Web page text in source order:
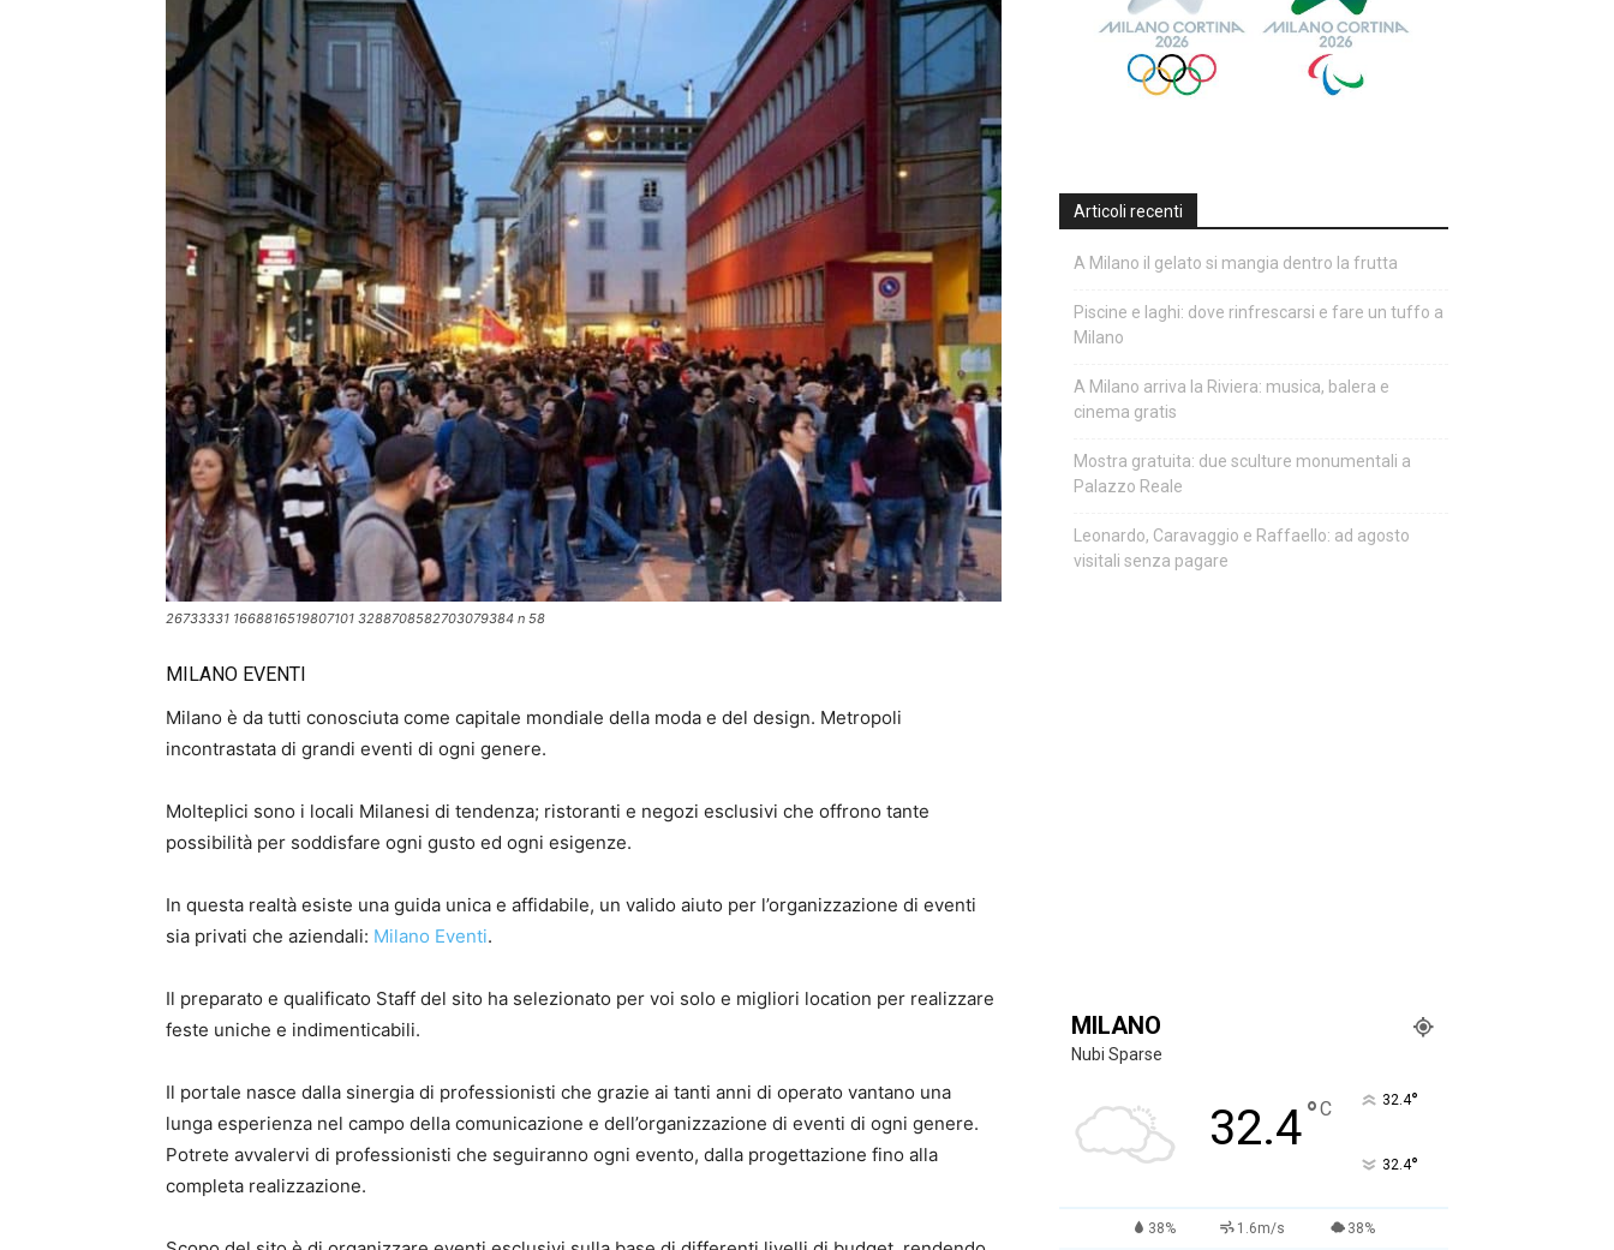
26733331 1668816519807101 3288708582703079384 n 58
MILANO EVENTI
Milano è da tutti conosciuta come capitale mondiale della moda e del design. Metropoli
incontrastata di grandi eventi di ogni genere.
Molteplici sono i locali Milanesi di tendenza; ristoranti e negozi esclusivi che offrono tante
possibilità per soddisfare ogni gusto ed ogni esigenze.
In questa realtà esiste una guida unica e affidabile, un valido aiuto per l’organizzazione di eventi
sia privati che aziendali: Milano Eventi.
Il preparato e qualificato Staff del sito ha selezionato per voi solo e migliori location per realizzare
feste uniche e indimenticabili.
Il portale nasce dalla sinergia di professionisti che grazie ai tanti anni di operato vantano una
lunga esperienza nel campo della comunicazione e dell’organizzazione di eventi di ogni genere.
Potrete avvalervi di professionisti che seguiranno ogni evento, dalla progettazione fino alla
completa realizzazione.
Articoli recenti
A Milano il gelato si mangia dentro la frutta
Piscine e laghi: dove rinfrescarsi e fare un tuffo a
Milano
A Milano arriva la Riviera: musica, balera e
cinema gratis
Mostra gratuita: due sculture monumentali a
Palazzo Reale
Leonardo, Caravaggio e Raffaello: ad agosto
visitali senza pagare
MILANO
Nubi Sparse
32.4°C 32.4°
32.4°
38% 1.6m/s 38%